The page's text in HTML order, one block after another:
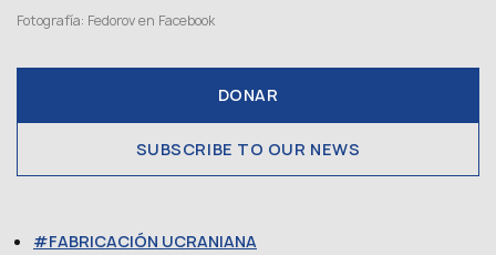
Fotografía: Fedorov en Facebook
DONAR
SUBSCRIBE TO OUR NEWS
FABRICACIÓN UCRANIANA